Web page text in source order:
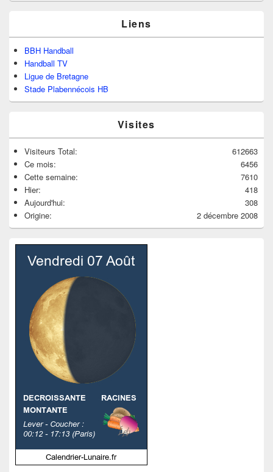
Liens
BBH Handball
Handball TV
Ligue de Bretagne
Stade Plabennécois HB
Visites
612663
Visiteurs Total:
6456
Ce mois:
7610
Cette semaine:
418
Hier:
308
Aujourd'hui:
2 décembre 2008
Origine: